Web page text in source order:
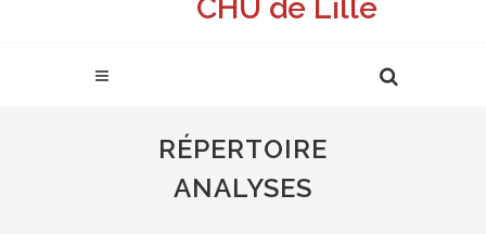
CHU de Lille
RÉPERTOIRE
ANALYSES